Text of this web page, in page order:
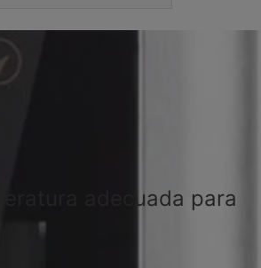
adecuada para